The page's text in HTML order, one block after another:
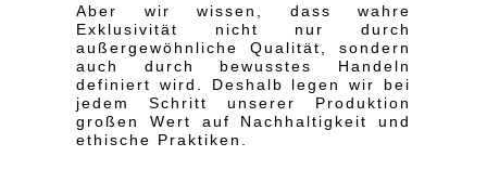
Aber wir wissen, dass wahre
Exklusivität nicht nur durch
außergewöhnliche Qualität, sondern
auch durch bewusstes Handeln
definiert wird. Deshalb legen wir bei
jedem Schritt unserer Produktion
großen Wert auf Nachhaltigkeit und
ethische Praktiken.